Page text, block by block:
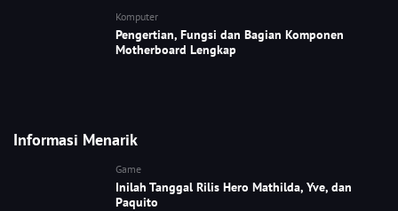
Komputer
Pengertian, Fungsi dan Bagian Komponen
Motherboard Lengkap
Informasi Menarik
Game
Inilah Tanggal Rilis Hero Mathilda, Yve, dan
Paquito